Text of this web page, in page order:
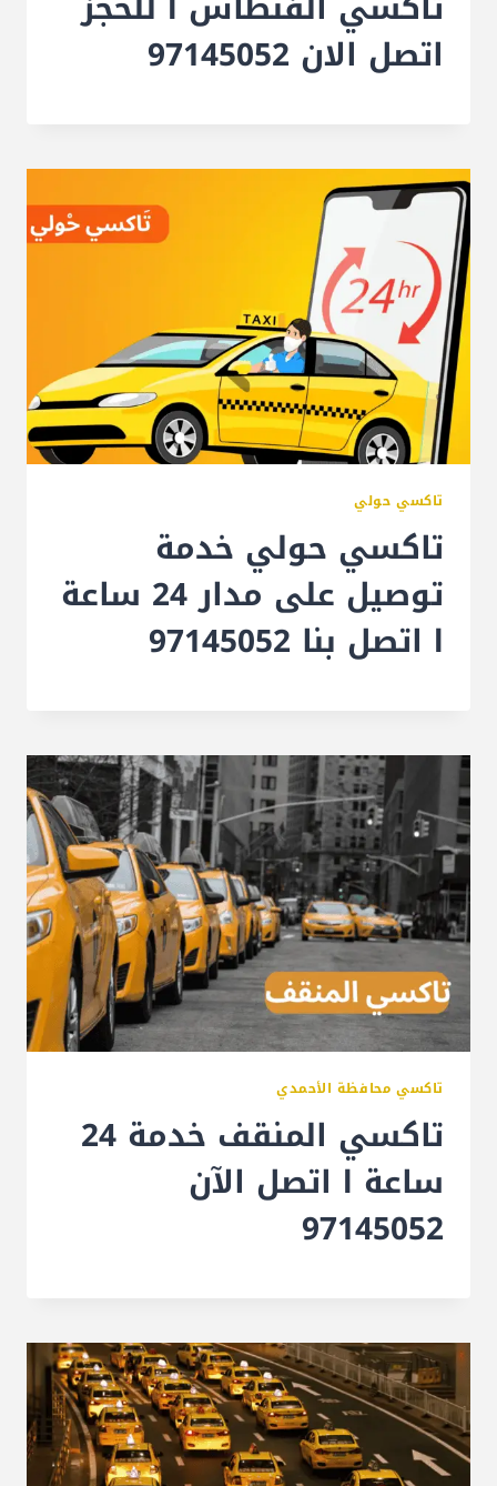
اتصل الان 97145052
تاكسي حولي
تاكسي حولي خدمة
توصيل على مدار 24 ساعة
l اتصل بنا 97145052
تاكسي محافظة الأحمدي
تاكسي المنقف خدمة 24
ساعة l اتصل الآن
97145052